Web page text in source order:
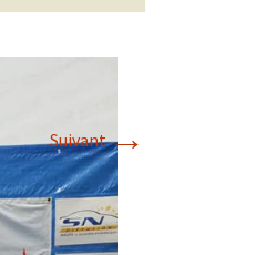
Suivant→